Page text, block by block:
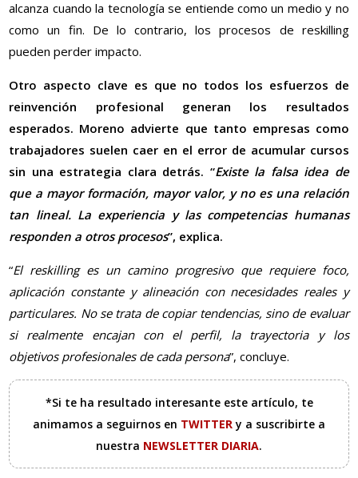
alcanza cuando la tecnología se entiende como un medio y no
como un fin. De lo contrario, los procesos de reskilling
pueden perder impacto.
Otro aspecto clave es que no todos los esfuerzos de
reinvención profesional generan los resultados
esperados. Moreno advierte que tanto empresas como
trabajadores suelen caer en el error de acumular cursos
sin una estrategia clara detrás. “Existe la falsa idea de
que a mayor formación, mayor valor, y no es una relación
tan lineal. La experiencia y las competencias humanas
responden a otros procesos”, explica.
“El reskilling es un camino progresivo que requiere foco,
aplicación constante y alineación con necesidades reales y
particulares. No se trata de copiar tendencias, sino de evaluar
si realmente encajan con el perfil, la trayectoria y los
objetivos profesionales de cada persona”, concluye.
*Si te ha resultado interesante este artículo, te
animamos a seguirnos en TWITTERy a suscribirte a
nuestra NEWSLETTER DIARIA.